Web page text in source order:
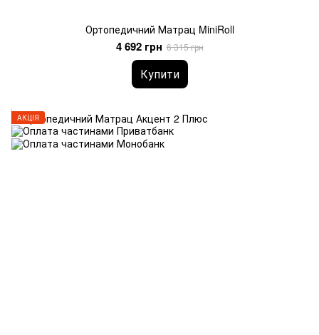
Ортопедичний Матрац MiniRoll
4 692 грн 6 315 грн
Купити
АКЦІЯ